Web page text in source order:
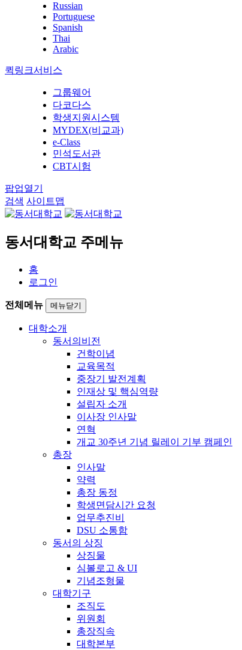
Russian
Portuguese
Spanish
Thai
Arabic
퀵링크서비스
그룹웨어
다코다스
학생지원시스템
MYDEX(비교과)
e-Class
민석도서관
CBT시험
팝업열기
검색 사이트맵
동서대학교 주메뉴
홈
로그인
전체메뉴 메뉴닫기
대학소개
동서의비전
건학이념
교육목적
중장기 발전계획
인재상 및 핵심역량
설립자 소개
이사장 인사말
연혁
개교 30주년 기념 릴레이 기부 캠페인
총장
인사말
약력
총장 동정
학생면담시간 요청
업무추진비
DSU 소통함
동서의 상징
상징물
심볼로고 & UI
기념조형물
대학기구
조직도
위원회
총장직속
대학본부